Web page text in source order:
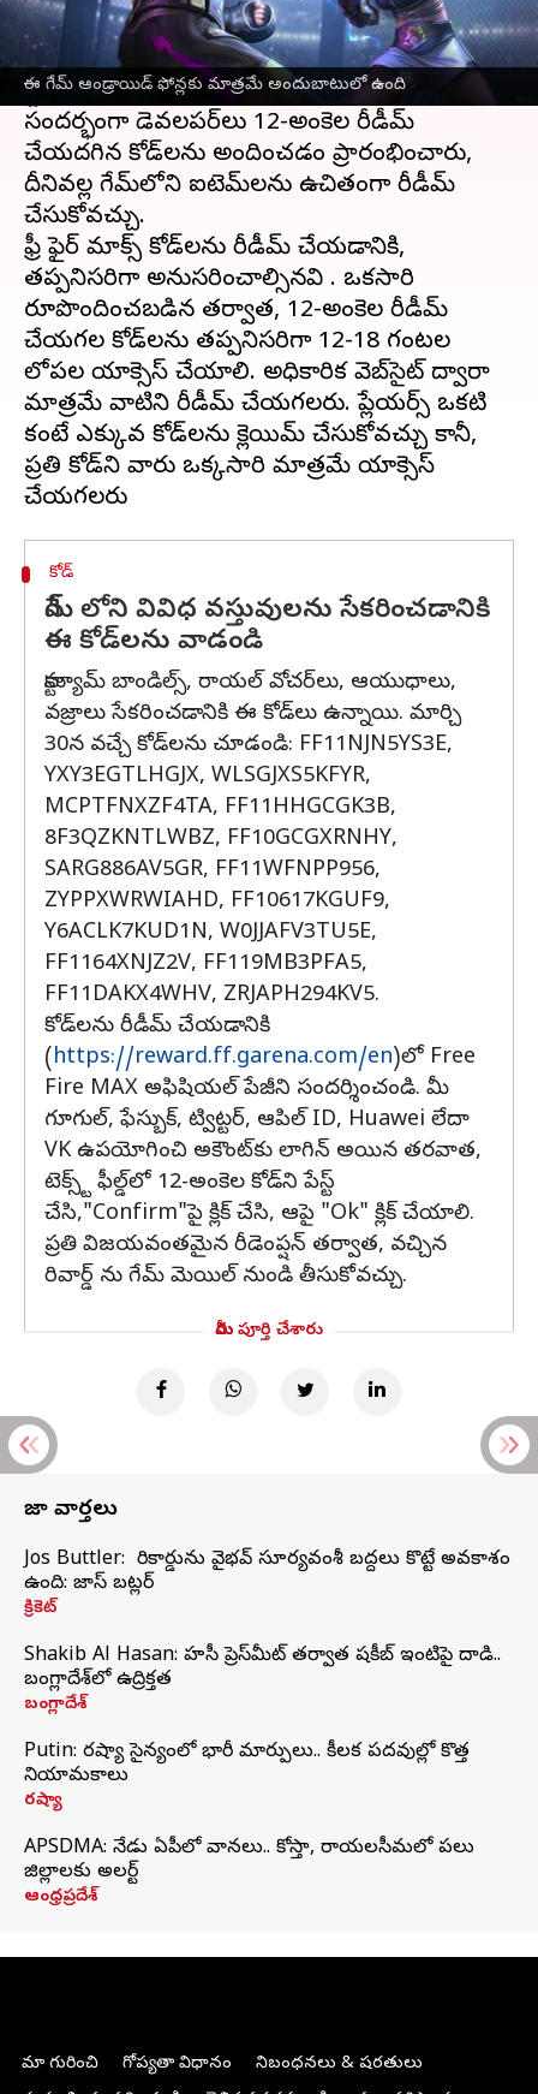
ఈ గేమ్ ఆండ్రాయిడ్ ఫోన్లకు మాత్రమే అందుబాటులో ఉంది
Garena సెప్టెంబర్ 2021లో కాస్మెటిక్ అప్‌లతో ఫ్రీ ఫైర్
మాక్స్ ని విడుదల చేసింది. ఈమధ్యే గూగుల్ ప్లే
స్టోర్‌లో 100 మిలియన్ డౌన్‌లోడ్‌లు చేరుకుంది. ఈ
సందర్భంగా డెవలపర్‌లు 12-అంకెల రీడీమ్
చేయదగిన కోడ్‌లను అందించడం ప్రారంభించారు,
దీనివల్ల గేమ్‌లోని ఐటెమ్‌లను ఉచితంగా రీడీమ్
చేసుకోవచ్చు.
ఫ్రీ ఫైర్ మాక్స్ కోడ్‌లను రీడీమ్ చేయడానికి,
తప్పనిసరిగా అనుసరించాల్సినవి . ఒకసారి
రూపొందించబడిన తర్వాత, 12-అంకెల రీడీమ్
చేయగల కోడ్‌లను తప్పనిసరిగా 12-18 గంటల
లోపల యాక్సెస్ చేయాలి. అధికారిక వెబ్‌సైట్ ద్వారా
మాత్రమే వాటిని రీడీమ్ చేయగలరు. ప్లేయర్స్ ఒకటి
కంటే ఎక్కువ కోడ్‌లను క్లెయిమ్ చేసుకోవచ్చు కానీ,
ప్రతి కోడ్‌ని వారు ఒక్కసారి మాత్రమే యాక్సెస్
కోడ్‌
గేమ్ లోని వివిధ వస్తువులను సేకరించడానికి
ఈ కోడ్‌లను వాడండి
కాస్ట్యూమ్ బాండిల్స్, రాయల్ వోచర్‌లు, ఆయుధాలు,
వజ్రాలు సేకరించడానికి ఈ కోడ్‌లు ఉన్నాయి. మార్చి
30న వచ్చే కోడ్‌లను చూడండి: FF11NJN5YS3E,
YXY3EGTLHGJX, WLSGJXS5KFYR,
MCPTFNXZF4TA, FF11HHGCGK3B,
8F3QZKNTLWBZ, FF10GCGXRNHY,
SARG886AV5GR, FF11WFNPP956,
ZYPPXWRWIAHD, FF10617KGUF9,
Y6ACLK7KUD1N, W0JJAFV3TU5E,
FF1164XNJZ2V, FF119MB3PFA5,
FF11DAKX4WHV, ZRJAPH294KV5.
కోడ్‌లను రీడీమ్ చేయడానికి
(https://reward.ff.garena.com/en)లో Free
Fire MAX అఫిషియల్ పేజీని సందర్శించండి. మీ
గూగుల్, ఫేస్బుక్, ట్విట్టర్, ఆపిల్ ID, Huawei లేదా
VK ఉపయోగించి అకౌంట్‌కు లాగిన్ అయిన తరవాత,
టెక్స్ట్ ఫీల్డ్‌లో 12-అంకెల కోడ్‌ని పేస్ట్
చేసి,"Confirm"పై క్లిక్ చేసి, ఆపై "Ok" క్లిక్ చేయాలి.
ప్రతి విజయవంతమైన రీడెంప్షన్ తర్వాత, వచ్చిన
రివార్డ్ ను గేమ్ మెయిల్ నుండి తీసుకోవచ్చు.
మీరు పూర్తి చేశారు
తాజా వార్తలు
Jos Buttler: నా రికార్డును వైభవ్ సూర్యవంశీ బద్దలు కొట్టే అవకాశం
ఉంది: జాస్ బట్లర్
క్రికెట్
Shakib Al Hasan: హసీనా ప్రెస్‌మీట్‌ తర్వాత షకీబ్‌ ఇంటిపై దాడి..
బంగ్లాదేశ్‌లో ఉద్రిక్తత
బంగ్లాదేశ్
Putin: రష్యా సైన్యంలో భారీ మార్పులు.. కీలక పదవుల్లో కొత్త
నియామకాలు
రష్యా
APSDMA: నేడు ఏపీలో వానలు.. కోస్తా, రాయలసీమలో పలు
జిల్లాలకు అలర్ట్
ఆంధ్రప్రదేశ్
మా గురించి గోప్యతా విధానం
నిబంధనలు & షరతులు